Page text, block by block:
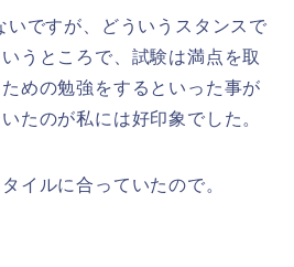
いですが、どういうスタンスで
うところで、試験は満点を取
めの勉強をするといった事が
たのが私には好印象でした。
イルに合っていたので。